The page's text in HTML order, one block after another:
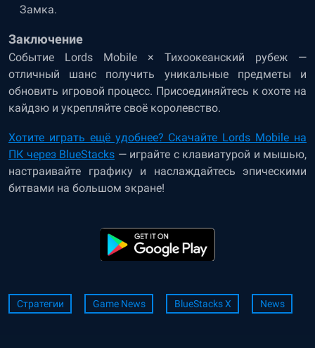
Замка.
Заключение
Событие Lords Mobile × Тихоокеанский рубеж —
отличный шанс получить уникальные предметы и
обновить игровой процесс. Присоединяйтесь к охоте на
кайдзю и укрепляйте своё королевство.
Хотите играть ещё удобнее? Скачайте Lords Mobile на
ПК через BlueStacks — играйте с клавиатурой и мышью,
настраивайте графику и наслаждайтесь эпическими
битвами на большом экране!
Стратегии Game News BlueStacks X News